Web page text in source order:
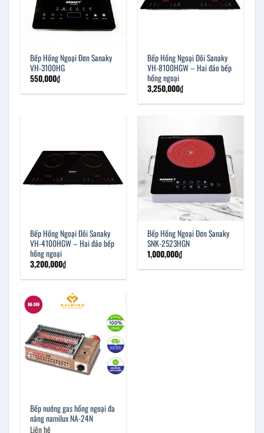
Bếp Hồng Ngoại Đơn Sanaky
VH-3100HG
550,000₫
Bếp Hồng Ngoại Đôi Sanaky
VH-8100HGW – Hai đảo bếp
hồng ngoại
3,250,000₫
Bếp Hồng Ngoại Đôi Sanaky
VH-4100HGW – Hai đảo bếp
hồng ngoại
3,200,000₫
Bếp Hồng Ngoại Đơn Sanaky
SNK-2523HGN
1,000,000₫
Bếp nướng gas hồng ngoại đa
năng namilux NA-24N
Liên hệ